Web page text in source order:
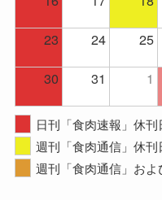
23
24 25
30
31 1
日刊「食肉速報」休刊
週刊「食肉通信」休刊
週刊「食肉通信」お